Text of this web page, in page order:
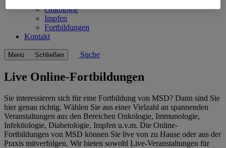
Onkologie
Impfen
Fortbildungen
Kontakt
Menü Schließen Suche
Live Online-Fortbildungen
Sie interessieren sich für eine Fortbildung von MSD? Dann sind Sie
hier genau richtig. Wählen Sie aus einer Vielzahl an spannenden
Veranstaltungen aus den Bereichen Onkologie, Immunologie,
Infektiologie, Diabetologie, Impfen u.v.m. Die Online-
Fortbildungen von MSD können Sie live von zu Hause oder aus der
Praxis mitverfolgen. Wir bieten sowohl Live-Veranstaltungen für